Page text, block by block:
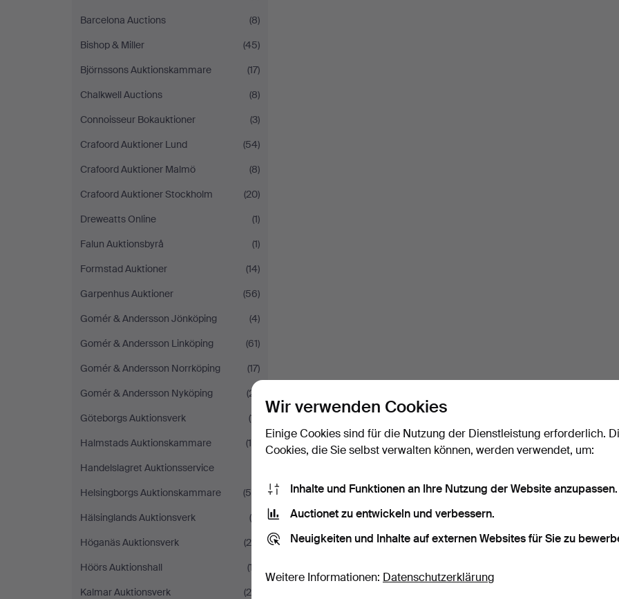
Barcelona Auctions
(8)
Bishop & Miller
(45)
Björnssons Auktionskammare
(17)
Chalkwell Auctions
(8)
Connoisseur Bokauktioner
(3)
Crafoord Auktioner Lund
(54)
Crafoord Auktioner Malmö
(8)
Crafoord Auktioner Stockholm
(20)
Dreweatts Online
(1)
Falun Auktionsbyrå
(1)
Formstad Auktioner
(14)
Garpenhus Auktioner
(56)
Gomér & Andersson Jönköping
(4)
Gomér & Andersson Linköping
(61)
Gomér & Andersson Norrköping
(17)
Gomér & Andersson Nyköping
(21)
Göteborgs Auktionsverk
(11)
Halmstads Auktionskammare
(15)
Handelslagret Auktionsservice
Helsingborgs Auktionskammare
(58)
Hälsinglands Auktionsverk
(9)
Höganäs Auktionsverk
(25)
Höörs Auktionshall
(17)
Kalmar Auktionsverk
(26)
Wir verwenden Cookies
Einige Cookies sind für die Nutzung der Dienstleistung erforderlich.
Cookies, die Sie selbst verwalten können, werden verwendet, um:
Inhalte und Funktionen an Ihre Nutzung der Website anzupassen.
Auctionet zu entwickeln und verbessern.
Neuigkeiten und Inhalte auf externen Websites für Sie zu
Weitere Informationen: Datenschutzerklärung